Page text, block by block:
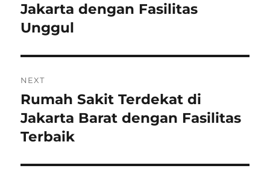
post:
Jakarta dengan Fasilitas
Unggul
NEXT
Next
post:
Rumah Sakit Terdekat di
Jakarta Barat dengan Fasilitas
Terbaik